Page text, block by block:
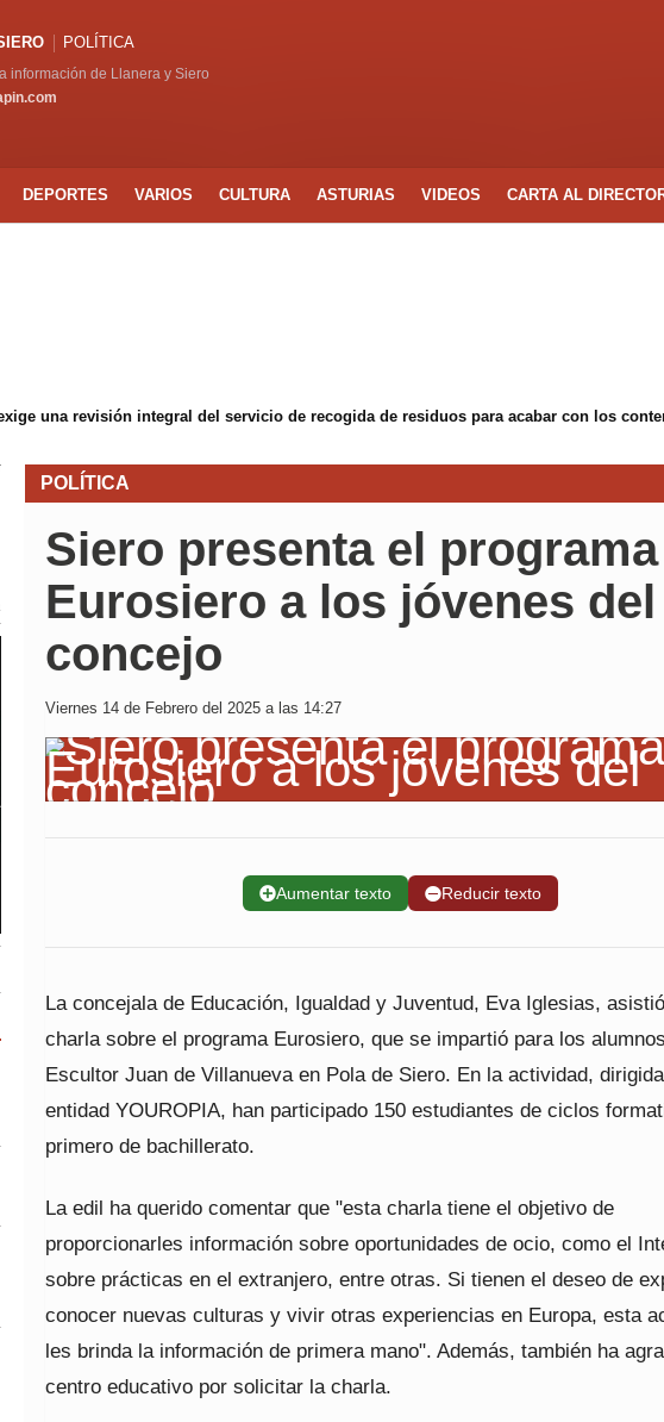
POLÍTICA
información de Llanera y Siero
DEPORTES VARIOS CULTURA ASTURIAS VIDEOS CARTA AL
una revisión integral del servicio de recogida de residuos para acabar con los
POLÍTICA
Siero presenta el programa
Eurosiero a los jóvenes del
concejo
Viernes 14 de Febrero del 2025 a las 14:27
➕Aumentar texto ➖Reducir texto
La concejala de Educación, Igualdad y Juventud, Eva Iglesias,
charla sobre el programa Eurosiero, que se impartió para los
Escultor Juan de Villanueva en Pola de Siero. En la actividad,
entidad YOUROPIA, han participado 150 estudiantes de ciclos
primero de bachillerato.
La edil ha querido comentar que "esta charla tiene el objetivo de
proporcionarles información sobre oportunidades de ocio, como el
sobre prácticas en el extranjero, entre otras. Si tienen el deseo de
conocer nuevas culturas y vivir otras experiencias en Europa, esta
les brinda la información de primera mano". Además, también ha
centro educativo por solicitar la charla.